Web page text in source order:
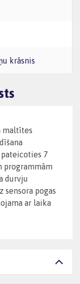
krāsnis
maltītes
7
programmām
durvju
sensora pogas
ar laika